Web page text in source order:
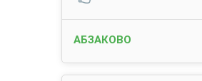
АБЗАКОВО